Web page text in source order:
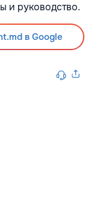
и руководство.
в Google